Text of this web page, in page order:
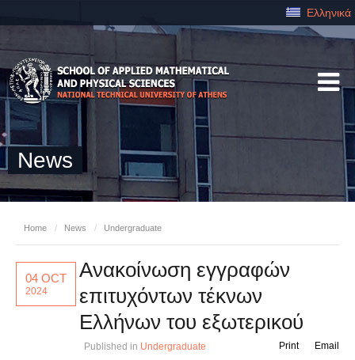
Ελληνικά
News
Home / News / Undergraduate
04 OCT
2024
Ανακοίνωση εγγραφών
επιτυχόντων τέκνων
Ελλήνων του εξωτερικού
Published in Undergraduate Email
Print